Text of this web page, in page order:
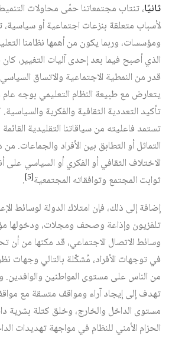
ثانيًا، تنتاب مجتمعاتنا حمّى محاولات
لأسباب متعلقة بنزعات اجتماعية أو
ومؤسسات، وربما يكون من أهمها نظامنا
الذي أصبح فيما بعد إحدى آليات التغيير،
قدر من النمطية الاجتماعية والاتساق
يتعارض مع طبيعة النظام التعليمي بوجه عام
تأكيد التعددية الثقافية والفكرية
تستمد فاعليته من سياقاتنا التقليدية
التماثل أو التطابق بين الأفراد والجماعات. من
الاختلاف الثقافي أو الفكري أو السياسي
ثوابت المجتمع وتوافقاته المجتمعية[5]
.
إضافة إلى ذلك، فإن امتلاك الدولة لوسائط
تلفزيون وإذاعة وصحف ومجلات، ودخولها
وسائط الاتصال الاجتماعي، قد مكنها من أن
في توجهات الأفراد، مُشكّلة بالتالي وجهات
من الناس على مستوى المواطنين والوافدين.
تهدف إلى إيجاد آراء ومواقف متسقة مع
مستوى الداخل والخارج، وخلق كتلة بشرية
الحزام الأمني للنظام في مواجهة تهديدات